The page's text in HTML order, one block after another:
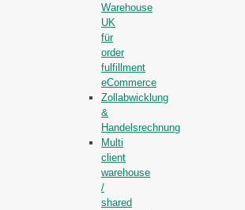
Warehouse
UK
für
order
fulfillment
eCommerce
Zollabwicklung
&
Handelsrechnung
Multi
client
warehouse
/
shared